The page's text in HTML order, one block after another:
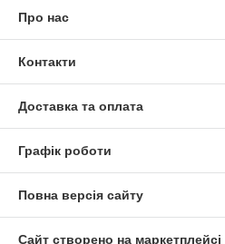
Про нас
Контакти
Доставка та оплата
Графік роботи
Повна версія сайту
Сайт створено на маркетплейсі